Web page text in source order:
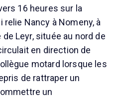
16 heures sur la
Nancy à Nomeny, à
Leyr, située au nord de
en direction de
motard lorsque les
de rattraper un
un